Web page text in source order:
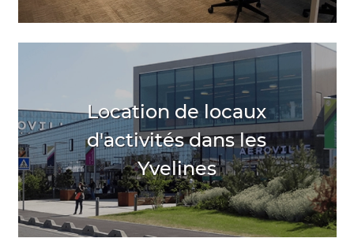
Location de locaux
d'activités dans les
Yvelines